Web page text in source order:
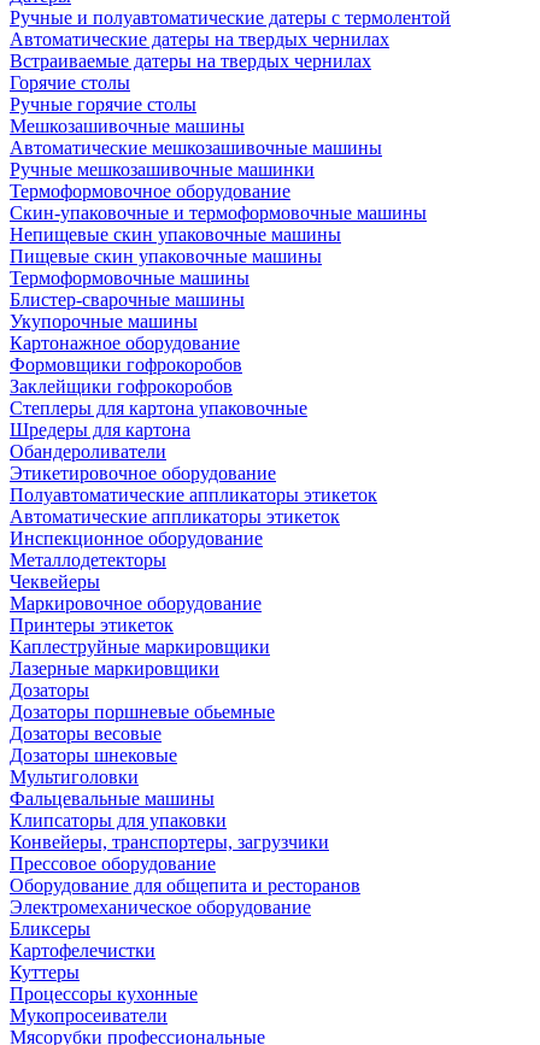
Ручные и полуавтоматические датеры с термолентой
Автоматические датеры на твердых чернилах
Встраиваемые датеры на твердых чернилах
Горячие столы
Ручные горячие столы
Мешкозашивочные машины
Автоматические мешкозашивочные машины
Ручные мешкозашивочные машинки
Термоформовочное оборудование
Скин-упаковочные и термоформовочные машины
Непищевые скин упаковочные машины
Пищевые скин упаковочные машины
Термоформовочные машины
Блистер-сварочные машины
Укупорочные машины
Картонажное оборудование
Формовщики гофрокоробов
Заклейщики гофрокоробов
Степлеры для картона упаковочные
Шредеры для картона
Обандероливатели
Этикетировочное оборудование
Полуавтоматические аппликаторы этикеток
Автоматические аппликаторы этикеток
Инспекционное оборудование
Металлодетекторы
Чеквейеры
Маркировочное оборудование
Принтеры этикеток
Каплеструйные маркировщики
Лазерные маркировщики
Дозаторы
Дозаторы поршневые обьемные
Дозаторы весовые
Дозаторы шнековые
Мультиголовки
Фальцевальные машины
Клипсаторы для упаковки
Конвейеры, транспортеры, загрузчики
Прессовое оборудование
Оборудование для общепита и ресторанов
Электромеханическое оборудование
Бликсеры
Картофелечистки
Куттеры
Процессоры кухонные
Мукопросеиватели
Мясорубки профессиональные